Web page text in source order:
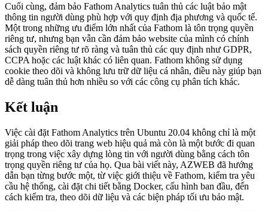
Cuối cùng, đảm bảo Fathom Analytics tuân thủ các luật bảo mật
thông tin người dùng phù hợp với quy định địa phương và quốc tế.
Một trong những ưu điểm lớn nhất của Fathom là tôn trọng quyền
riêng tư, nhưng bạn vẫn cần đảm bảo website của mình có chính
sách quyền riêng tư rõ ràng và tuân thủ các quy định như GDPR,
CCPA hoặc các luật khác có liên quan. Fathom không sử dụng
cookie theo dõi và không lưu trữ dữ liệu cá nhân, điều này giúp bạn
dễ dàng tuân thủ hơn nhiều so với các công cụ phân tích khác.
Kết luận
Việc cài đặt Fathom Analytics trên Ubuntu 20.04 không chỉ là một
giải pháp theo dõi trang web hiệu quả mà còn là một bước đi quan
trọng trong việc xây dựng lòng tin với người dùng bằng cách tôn
trọng quyền riêng tư của họ. Qua bài viết này, AZWEB đã hướng
dẫn bạn từng bước một, từ việc giới thiệu về Fathom, kiểm tra yêu
cầu hệ thống, cài đặt chi tiết bằng Docker, cấu hình ban đầu, đến
cách kiểm tra, theo dõi dữ liệu và các biện pháp tối ưu bảo mật.